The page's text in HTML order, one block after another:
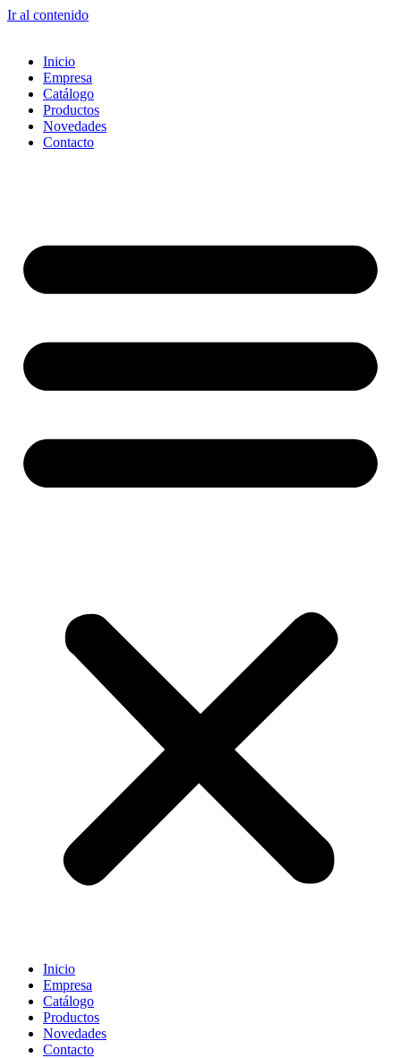
Ir al contenido
Inicio
Empresa
Catálogo
Productos
Novedades
Contacto
Inicio
Empresa
Catálogo
Productos
Novedades
Contacto